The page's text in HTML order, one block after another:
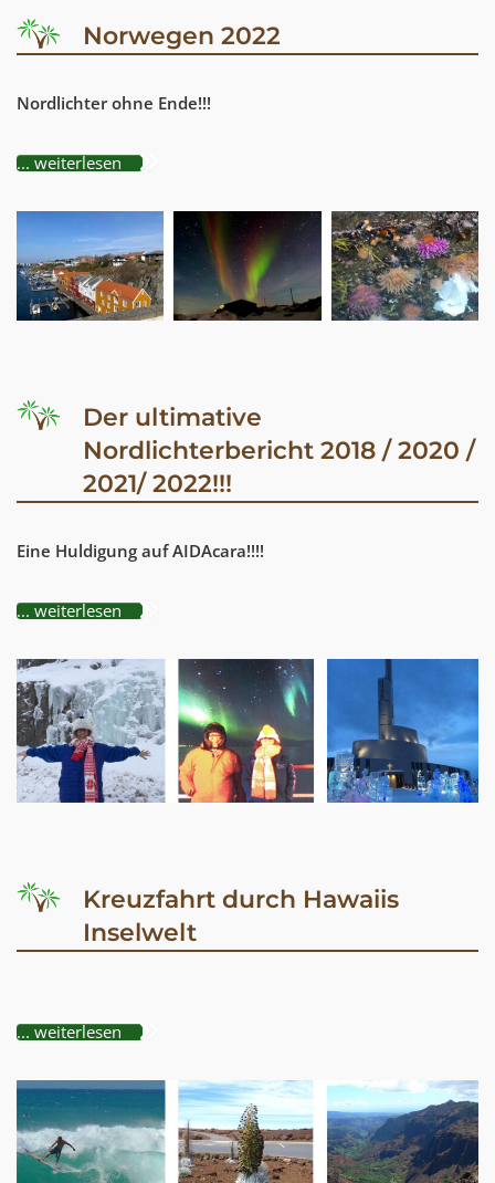
Norwegen 2022
Nordlichter ohne Ende!!!
... weiterlesen
Der ultimative
Nordlichterbericht 2018 / 2020 /
2021/ 2022!!!
Eine Huldigung auf AIDAcara!!!!
... weiterlesen
Kreuzfahrt durch Hawaiis
Inselwelt
... weiterlesen